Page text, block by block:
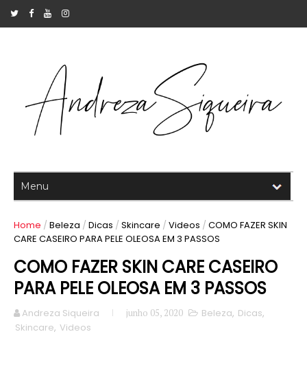
Home / Beleza / Dicas / Skincare / Videos / COMO FAZER SKIN
CARE CASEIRO PARA PELE OLEOSA EM 3 PASSOS
COMO FAZER SKIN CARE CASEIRO
PARA PELE OLEOSA EM 3 PASSOS
Andreza Siqueira junho 05, 2020 Beleza, Dicas,
Skincare, Videos